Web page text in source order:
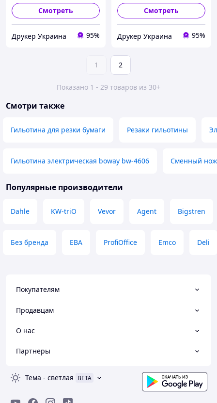
Смотреть
Друкер Украина 95%
Смотреть
Друкер Украина 95%
1 2
Показано 1 - 29 товаров из 30+
Смотри также
Гильотина для резки бумаги Резаки гильотины
Гильотина электрическая boway bw-4606 Сменный нож
Популярные производители
Dahle KW-triO Vevor Agent Bigstren
Без бренда EBA ProfiOffice Emco Deli
Покупателям
Продавцам
О нас
Партнеры
Тема - светлая BETA